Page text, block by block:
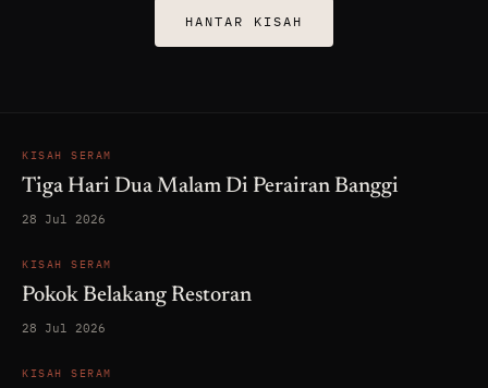
HANTAR KISAH
KISAH SERAM
Tiga Hari Dua Malam Di Perairan Banggi
28 Jul 2026
KISAH SERAM
Pokok Belakang Restoran
28 Jul 2026
KISAH SERAM